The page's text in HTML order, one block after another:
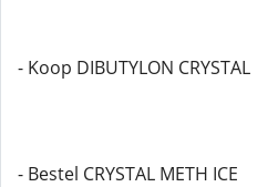
- Koop DIBUTYLON CRYSTAL
- Bestel CRYSTAL METH ICE